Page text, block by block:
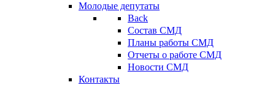
Молодые депутаты
Back
Состав СМД
Планы работы СМД
Отчеты о работе СМД
Новости СМД
Контакты